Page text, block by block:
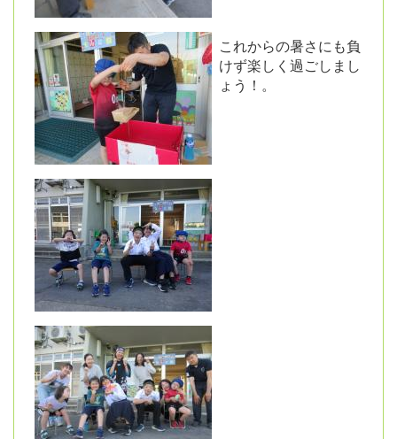
これからの暑さにも負
けず楽しく過ごしまし
ょう！。